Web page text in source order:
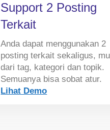
Support 2 Posting
Terkait
Anda dapat menggunakan 2
posting terkait sekaligus,
dari tag, kategori dan topik.
Semuanya bisa sobat atur.
Lihat Demo